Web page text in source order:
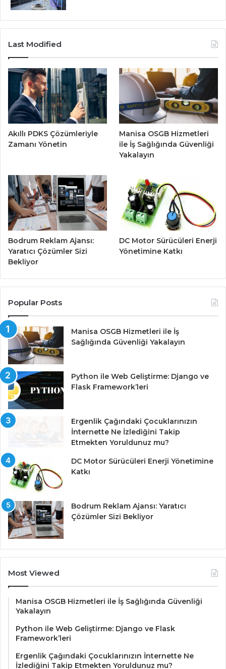
Last Modified
Akıllı PDKS Çözümleriyle
Zamanı Yönetin
Manisa OSGB Hizmetleri
ile İş Sağlığında Güvenliği
Yakalayın
Bodrum Reklam Ajansı:
Yaratıcı Çözümler Sizi
Bekliyor
DC Motor Sürücüleri Enerji
Yönetimine Katkı
Popular Posts
Manisa OSGB Hizmetleri ile İş
Sağlığında Güvenliği Yakalayın
Python ile Web Geliştirme: Django ve
Flask Framework’leri
Ergenlik Çağındaki Çocuklarınızın
İnternette Ne İzlediğini Takip
Etmekten Yoruldunuz mu?
DC Motor Sürücüleri Enerji Yönetimine
Katkı
Bodrum Reklam Ajansı: Yaratıcı
Çözümler Sizi Bekliyor
Most Viewed
Manisa OSGB Hizmetleri ile İş Sağlığında Güvenliği
Yakalayın
Python ile Web Geliştirme: Django ve Flask
Framework’leri
Ergenlik Çağındaki Çocuklarınızın İnternette Ne
İzlediğini Takip Etmekten Yoruldunuz mu?